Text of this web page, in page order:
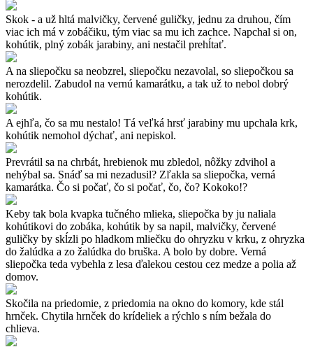
Skok - a už hltá malvičky, červené guličky, jednu za druhou, čím
viac ich má v zobáčiku, tým viac sa mu ich zachce. Napchal si on,
kohútik, plný zobák jarabiny, ani nestačil prehĺtať.
A na sliepočku sa neobzrel, sliepočku nezavolal, so sliepočkou sa
nerozdelil. Zabudol na vernú kamarátku, a tak už to nebol dobrý
kohútik.
A ejhľa, čo sa mu nestalo! Tá veľká hrsť jarabiny mu upchala krk,
kohútik nemohol dýchať, ani nepiskol.
Prevrátil sa na chrbát, hrebienok mu zbledol, nôžky zdvihol a
nehýbal sa. Snáď sa mi nezadusil? Zľakla sa sliepočka, verná
kamarátka. Čo si počať, čo si počať, čo, čo? Kokoko!?
Keby tak bola kvapka tučného mlieka, sliepočka by ju naliala
kohútikovi do zobáka, kohútik by sa napil, malvičky, červené
guličky by skĺzli po hladkom mliečku do ohryzku v krku, z ohryzka
do žalúdka a zo žalúdka do bruška. A bolo by dobre. Verná
sliepočka teda vybehla z lesa ďalekou cestou cez medze a polia až
domov.
Skočila na priedomie, z priedomia na okno do komory, kde stál
hrnček. Chytila hrnček do krídeliek a rýchlo s ním bežala do
chlieva.